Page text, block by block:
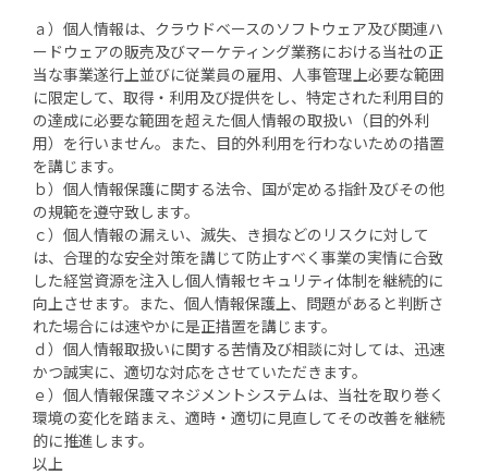
ａ）個人情報は、クラウドベースのソフトウェア及び関連ハ
ードウェアの販売及びマーケティング業務における当社の正
当な事業遂行上並びに従業員の雇用、人事管理上必要な範囲
に限定して、取得・利用及び提供をし、特定された利用目的
の達成に必要な範囲を超えた個人情報の取扱い（目的外利
用）を行いません。また、目的外利用を行わないための措置
を講じます。
ｂ）個人情報保護に関する法令、国が定める指針及びその他
の規範を遵守致します。
ｃ）個人情報の漏えい、滅失、き損などのリスクに対して
は、合理的な安全対策を講じて防止すべく事業の実情に合致
した経営資源を注入し個人情報セキュリティ体制を継続的に
向上させます。また、個人情報保護上、問題があると判断さ
れた場合には速やかに是正措置を講じます。
ｄ）個人情報取扱いに関する苦情及び相談に対しては、迅速
かつ誠実に、適切な対応をさせていただきます。
ｅ）個人情報保護マネジメントシステムは、当社を取り巻く
環境の変化を踏まえ、適時・適切に見直してその改善を継続
的に推進します。
以上